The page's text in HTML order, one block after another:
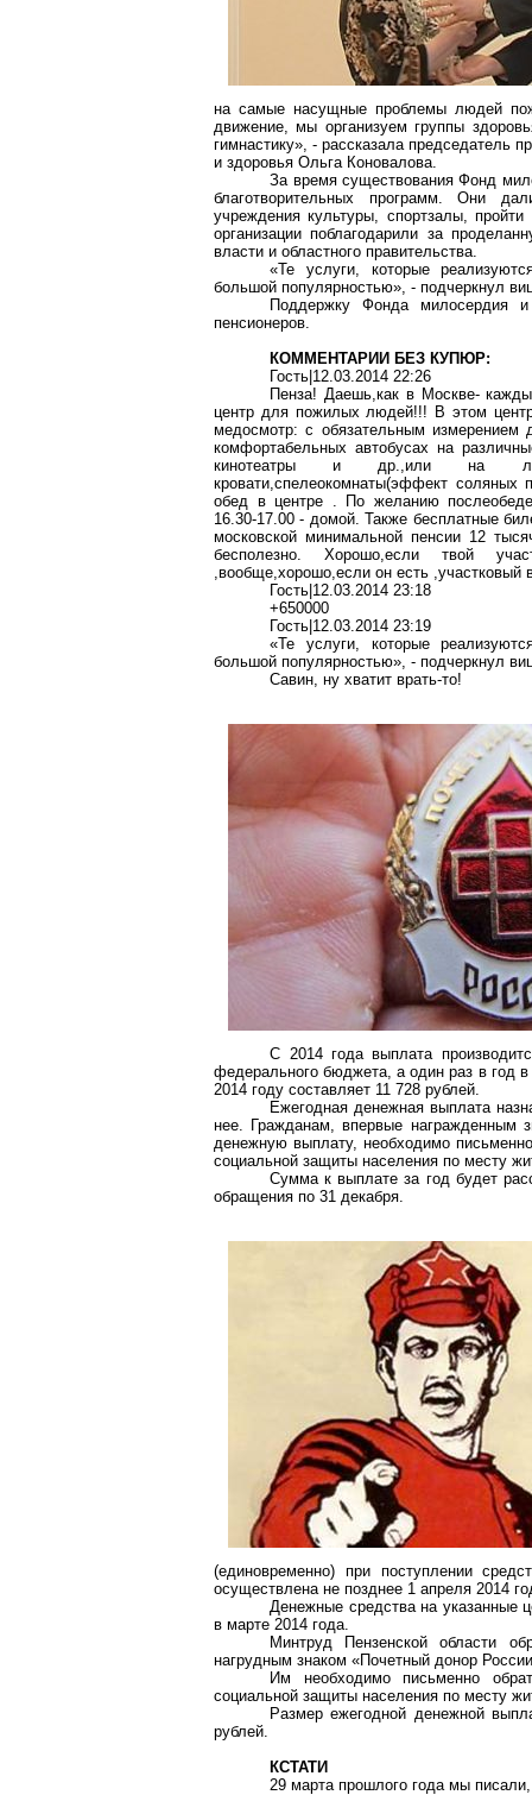
на самые насущные проблемы людей
движение, мы организуем группы
гимнастику», - рассказала председатель
и здоровья Ольга Коновалова.
За время существования Фонд
благотворительных программ. Они
учреждения культуры, спортзалы,
организации поблагодарили за
власти и областного правительства.
«Те услуги, которые
большой популярностью», - подчеркнул
Поддержку Фонда милосердия
пенсионеров.
КОММЕНТАРИИ БЕЗ КУПЮР:
Гость|12.03.2014 22:26
Пенза!Даешь,как в Москве-
центр для пожилых людей!!! В этом
медосмотр: с обязательным измерением
комфортабельных автобусах на
кинотеатры идр.,или на
кровати,спелеокомнаты(эффект соляных
обед в центре . По желанию
16.30-17.00 - домой. Также бесплатные
московской минимальной пенсии 12
бесполезно. Хорошо,если твой
,вообще,хорошо,если он есть ,участковый
Гость|12.03.2014 23:18
+650000
Гость|12.03.2014 23:19
«Те услуги, которые
большой популярностью», - подчеркнул
Савин, ну хватит врать-то!
С 2014 года выплата
федерального бюджета, а один раз в год
2014 году составляет 11 728 рублей.
Ежегодная денежная выплата
нее. Гражданам, впервые награжденным
денежную выплату, необходимо
социальной защиты населения по месту
Сумма к выплате за год будет
обращения по 31 декабря.
(единовременно) при поступлении
осуществлена не позднее 1 апреля 2014
Денежные средства на указанные
в марте 2014 года.
Минтруд Пензенской области
нагрудным знаком «Почетный донор
Им необходимо письменно
социальной защиты населения по месту
Размер ежегодной денежной
рублей.
КСТАТИ
29 марта прошлого года мы